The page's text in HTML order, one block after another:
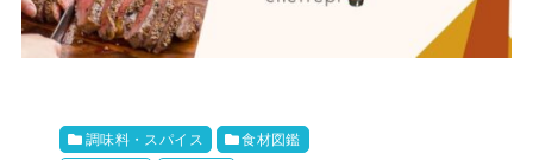
調味料・スパイス
食材図鑑